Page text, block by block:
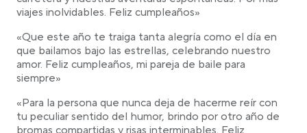
viajes inolvidables. Feliz cumpleaños»
«Que este año te traiga tanta alegría como el día en
que bailamos bajo las estrellas, celebrando nuestro
amor. Feliz cumpleaños, mi pareja de baile para
siempre»
«Para la persona que nunca deja de hacerme reír con
tu peculiar sentido del humor, brindo por otro año de
bromas compartidas y risas interminables. Feliz